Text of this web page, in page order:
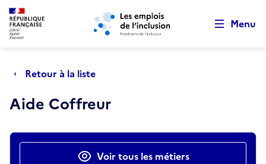
Aller au menu principal Aller au contenu principal
Menu
Retour à la liste
Aide Coffreur
Actions rapidesVoir tous les métiers
Retour au début de la page
Panneau de gestion des cookies